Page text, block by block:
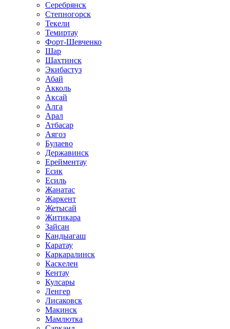
Серебрянск
Степногорск
Текели
Темиртау
Форт-Шевченко
Шар
Шахтинск
Экибастуз
Абай
Акколь
Аксай
Алга
Арал
Атбасар
Аягоз
Булаево
Державинск
Ерейментау
Есик
Есиль
Жанатас
Жаркент
Жетысай
Житикара
Зайсан
Кандыагаш
Каратау
Каркаралинск
Каскелен
Кентау
Кулсары
Ленгер
Лисаковск
Макинск
Мамлютка